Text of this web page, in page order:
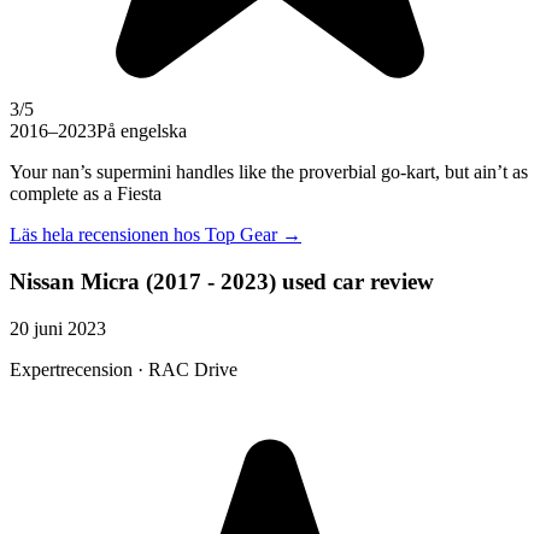
3/5
2016–2023På engelska
Your nan’s supermini handles like the proverbial go-kart, but ain’t as
complete as a Fiesta
Läs hela recensionen hos Top Gear→
Nissan Micra (2017 - 2023) used car review
20 juni 2023
Expertrecension · RAC Drive